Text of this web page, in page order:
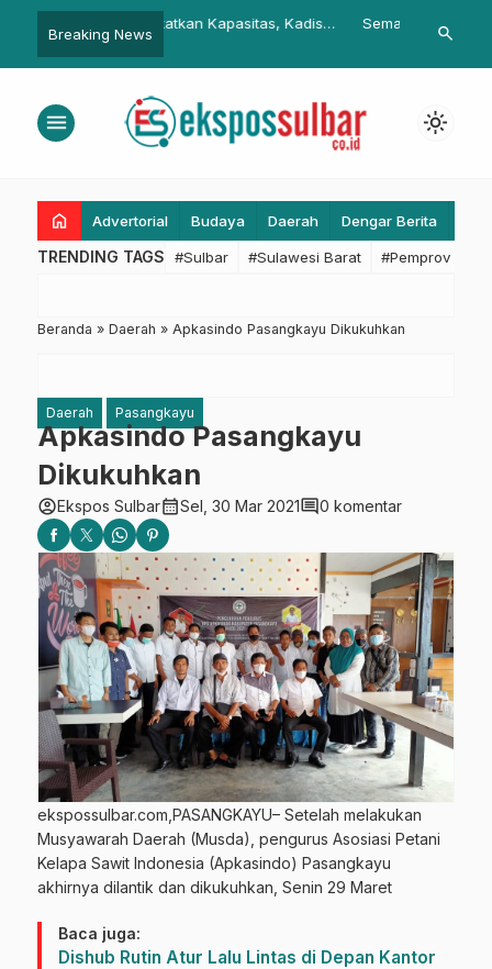
Breaking News
Ikut Pelatihan
Semangat Soul of Youth:
Tari Sulawesi Barat di TMII
Lemhannas
Dominasi
search
menu light_mode
home Advertorial Budaya Daerah Dengar Berita
TRENDING TAGS #Sulbar #Sulawesi Barat #Pemprov
Beranda » Daerah » Apkasindo Pasangkayu Dikukuhkan
Daerah Pasangkayu
Apkasindo Pasangkayu
Dikukuhkan
account_circleEkspos Sulbarcalendar_monthSel, 30 Mar 2021comment0 komentar
ekspossulbar.com,PASANGKAYU– Setelah melakukan
Musyawarah Daerah (Musda), pengurus Asosiasi Petani
Kelapa Sawit Indonesia (Apkasindo) Pasangkayu
akhirnya dilantik dan dikukuhkan, Senin 29 Maret
Baca juga:
Dishub Rutin Atur Lalu Lintas di Depan Kantor